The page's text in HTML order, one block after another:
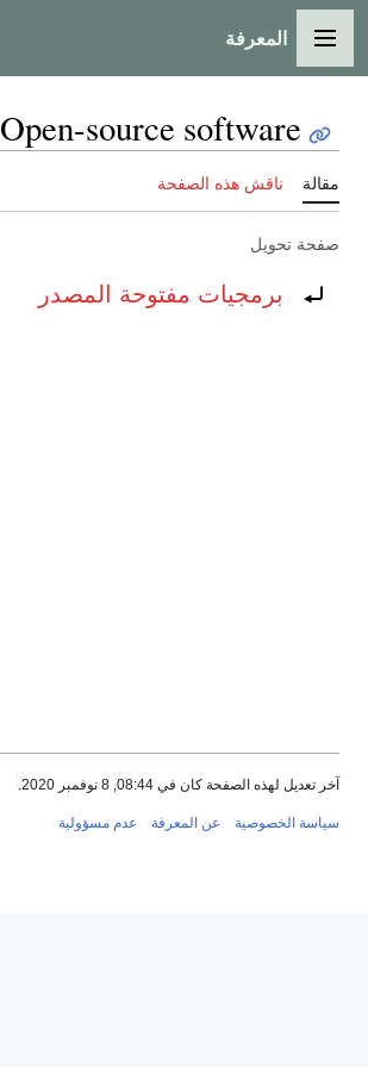
القائمة الرئيسية
المعرفة
Open-source software
مقالة ناقش هذه الصفحة
صفحة تحويل
تحويل إلى:برمجيات مفتوحة المصدر
آخر تعديل لهذه الصفحة كان في 08:44, 8 نوفمبر 2020.
سياسة الخصوصية عن المعرفة عدم مسؤولية